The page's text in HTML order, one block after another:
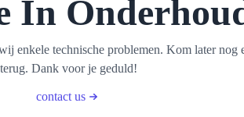
In
enkele technische problemen. Kom later nog
terug. Dank voor je geduld!
contact us